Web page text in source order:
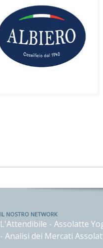
IL NOSTRO NETWORK
L'Attendibile - Assolatte
- Analisi dei Mercati